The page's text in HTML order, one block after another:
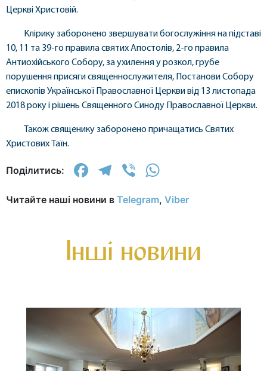
Церкві Христовій.
Клірику заборонено звершувати богослужіння на підставі
10, 11 та 39-го правила святих Апостолів, 2-го правила
Антиохійського Собору, за ухилення у розкол, грубе
порушення присяги священнослужителя, Постанови Собору
епископів Української Православної Церкви від 13 листопада
2018 року і рішень Священного Синоду Православної Церкви.
Також священику заборонено причащатись Святих
Христових Таїн.
Поділитись: Facebook
Telegram
Viber
Читайте наші новини в Telegram, Viber
Інші новини